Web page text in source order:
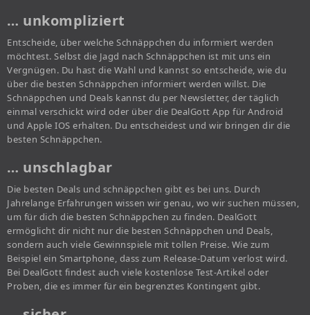
… unkompliziert
Entscheide, über welche Schnäppchen du informiert werden
möchtest. Selbst die Jagd nach Schnäppchen ist mit uns ein
Vergnügen. Du hast die Wahl und kannst so entscheide, wie du
über die besten Schnäppchen informiert werden willst. Die
Schnäppchen und Deals kannst du per Newsletter, der täglich
einmal verschickt wird oder über die DealGott App für Android
und Apple IOS erhalten. Du entscheidest und wir bringen dir die
besten Schnäppchen.
… unschlagbar
Die besten Deals und schnäppchen gibt es bei uns. Durch
Jahrelange Erfahrungen wissen wir genau, wo wir suchen müssen,
um für dich die besten Schnäppchen zu finden. DealGott
ermöglicht dir nicht nur die besten Schnäppchen und Deals,
sondern auch viele Gewinnspiele mit tollen Preise. Wie zum
Beispiel ein Smartphone, dass zum Release-Datum verlost wird.
Bei DealGott findest auch viele kostenlose Test-Artikel oder
Proben, die es immer für ein begrenztes Kontingent gibt.